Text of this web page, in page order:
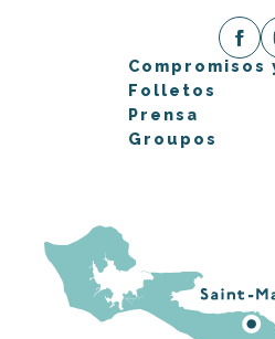
Compromisos
Folletos
Prensa
Groupos